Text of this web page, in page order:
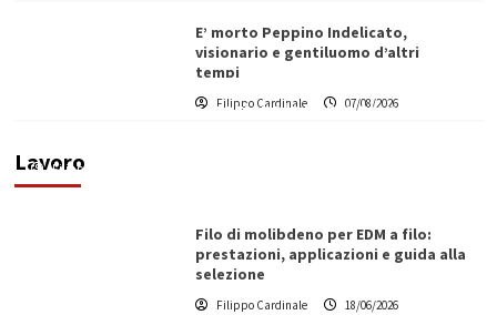
E’ morto Peppino Indelicato,
visionario e gentiluomo d’altri
tempi
Filippo Cardinale 07/08/2026
Lavoro
L’ingegnere saccense Buscarnera partner chiave
di un progetto transnazionale per la transizione
Filippo Cardinale
Filo di molibdeno per EDM a filo:
prestazioni, applicazioni e guida alla
selezione
Filippo Cardinale 18/06/2026